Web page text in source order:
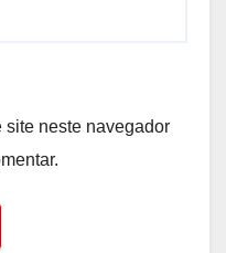
site neste navegador